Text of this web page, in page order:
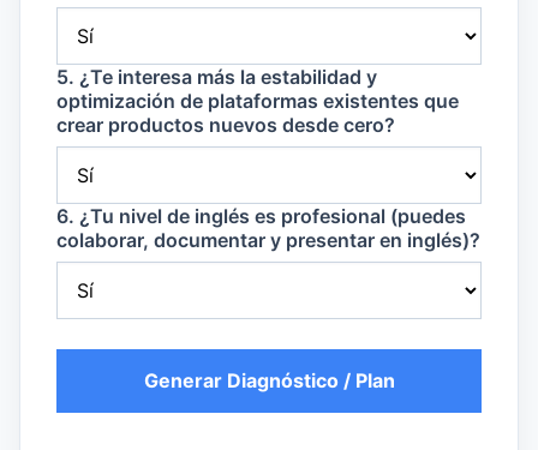
5. ¿Te interesa más la estabilidad y
optimización de plataformas existentes que
crear productos nuevos desde cero?
6. ¿Tu nivel de inglés es profesional (puedes
colaborar, documentar y presentar en inglés)?
Generar Diagnóstico / Plan